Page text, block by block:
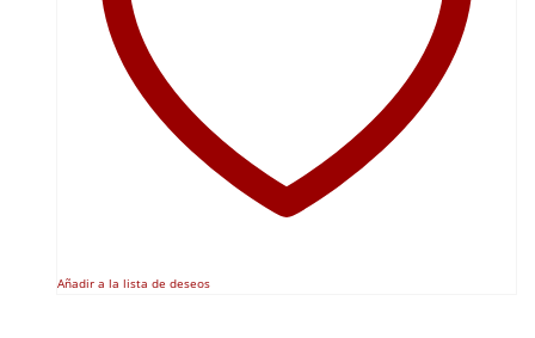
Añadir a la lista de deseos